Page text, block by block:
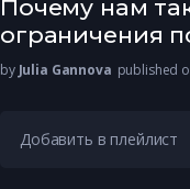
Почему нам
ограничения
by Julia Gannova published
Добавить в плейлист